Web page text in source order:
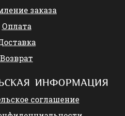
заказа
Оплата
Возврат
ИНФОРМАЦИЯ
соглашение